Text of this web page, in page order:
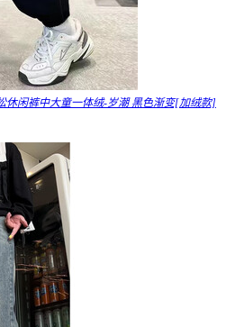
休闲裤中大童一体绒-岁潮 黑色渐变[加绒款]